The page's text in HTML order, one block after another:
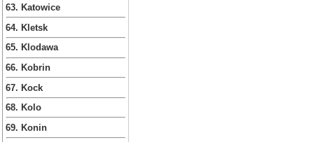
63. Katowice
64. Kletsk
65. Klodawa
66. Kobrin
67. Kock
68. Kolo
69. Konin